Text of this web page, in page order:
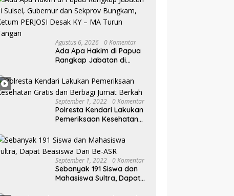
Prostitusi
Agustus 6, 2026 0 Komentar
Ada Apa Hakim di Papua
Rangkap Jabatan di
Sekprov Bungkam, Ketum
PERJOSI Desak KY – MA
Turun Tangan
September 1, 2022 0 Komentar
Polresta Kendari Lakukan
Pemeriksaan Kesehatan
Berkah
September 1, 2022 0 Komentar
Sebanyak 191 Siswa dan
Mahasiswa Sultra, Dapat